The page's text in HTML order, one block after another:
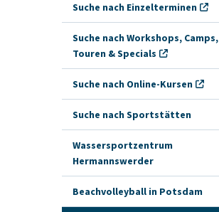
Suche nach Einzelterminen
Suche nach Workshops, Camps,
Touren & Specials
Suche nach Online-Kursen
Suche nach Sportstätten
Wassersportzentrum
Hermannswerder
Beachvolleyball in Potsdam